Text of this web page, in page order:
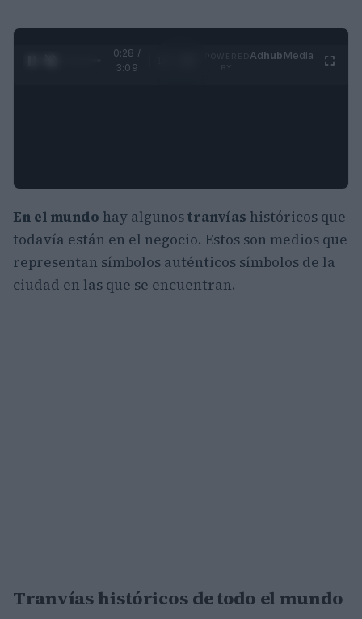
0:29 /
3:09
Adhub Media
En el mundo hay algunostranvías históricos que
todavía están en el negocio. Estos son medios que
representan símbolos auténticos símbolos de la
ciudad en las que se encuentran.
Tranvías históricos de todo el mundo